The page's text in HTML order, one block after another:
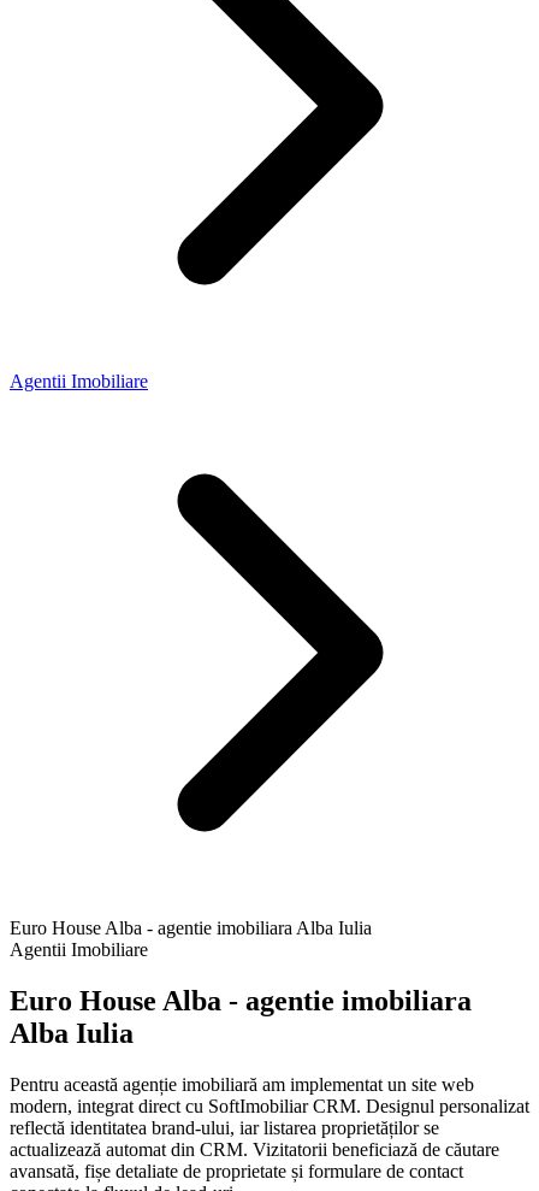
Agentii Imobiliare
Euro House Alba - agentie imobiliara Alba Iulia
Agentii Imobiliare
Euro House Alba - agentie imobiliara
Alba Iulia
Pentru această agenție imobiliară am implementat un site web
modern, integrat direct cu SoftImobiliar CRM. Designul personalizat
reflectă identitatea brand-ului, iar listarea proprietăților se
actualizează automat din CRM. Vizitatorii beneficiază de căutare
avansată, fișe detaliate de proprietate și formulare de contact